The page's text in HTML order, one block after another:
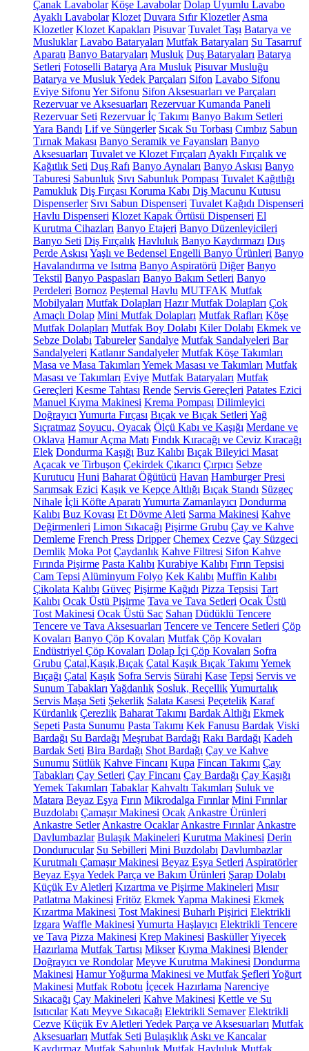
Çanak Lavabolar Köşe Lavabolar Dolap Uyumlu Lavabo
Ayaklı Lavabolar Klozet Duvara Sıfır Klozetler Asma
Klozetler Klozet Kapakları Pisuvar Tuvalet Taşı Batarya ve
Musluklar Lavabo Bataryaları Mutfak Bataryaları Su Tasarruf
Aparatı Banyo Bataryaları Musluk Duş Bataryaları Batarya
Setleri Fotoselli Batarya Ara Musluk Pisuvar Musluğu
Batarya ve Musluk Yedek Parçaları Sifon Lavabo Sifonu
Eviye Sifonu Yer Sifonu Sifon Aksesuarları ve Parçaları
Rezervuar ve Aksesuarları Rezervuar Kumanda Paneli
Rezervuar Seti Rezervuar İç Takımı Banyo Bakım Setleri
Yara Bandı Lif ve Süngerler Sıcak Su Torbası Cımbız Sabun
Tırnak Makası Banyo Seramik ve Fayansları Banyo
Aksesuarları Tuvalet ve Klozet Fırçaları Ayaklı Fırçalık ve
Kağıtlık Seti Duş Rafı Banyo Aynaları Banyo Askısı Banyo
Taburesi Sabunluk Sıvı Sabunluk Pompası Tuvalet Kağıtlığı
Pamukluk Diş Fırçası Koruma Kabı Diş Macunu Kutusu
Dispenserler Sıvı Sabun Dispenseri Tuvalet Kağıdı Dispenseri
Havlu Dispenseri Klozet Kapak Örtüsü Dispenseri El
Kurutma Cihazları Banyo Etajeri Banyo Düzenleyicileri
Banyo Seti Diş Fırçalık Havluluk Banyo Kaydırmazı Duş
Perde Askısı Yaşlı ve Bedensel Engelli Banyo Ürünleri Banyo
Havalandırma ve Isıtma Banyo Aspiratörü Diğer Banyo
Tekstil Banyo Paspasları Banyo Bakım Setleri Banyo
Perdeleri Bornoz Peştemal Havlu MUTFAK Mutfak
Mobilyaları Mutfak Dolapları Hazır Mutfak Dolapları Çok
Amaçlı Dolap Mini Mutfak Dolapları Mutfak Rafları Köşe
Mutfak Dolapları Mutfak Boy Dolabı Kiler Dolabı Ekmek ve
Sebze Dolabı Tabureler Sandalye Mutfak Sandalyeleri Bar
Sandalyeleri Katlanır Sandalyeler Mutfak Köşe Takımları
Masa ve Masa Takımları Yemek Masası ve Takımları Mutfak
Masası ve Takımları Eviye Mutfak Bataryaları Mutfak
Gereçleri Kesme Tahtası Rende Servis Gereçleri Patates Ezici
Manuel Kıyma Makinesi Krema Pompası Dilimleyici
Doğrayıcı Yumurta Fırçası Bıçak ve Bıçak Setleri Yağ
Sıçratmaz Soyucu, Oyacak Ölçü Kabı ve Kaşığı Merdane ve
Oklava Hamur Açma Matı Fındık Kıracağı ve Ceviz Kıracağı
Elek Dondurma Kaşığı Buz Kalıbı Bıçak Bileyici Masat
Açacak ve Tirbuşon Çekirdek Çıkarıcı Çırpıcı Sebze
Kurutucu Huni Baharat Öğütücü Havan Hamburger Presi
Sarımsak Ezici Kaşık ve Kepçe Altlığı Bıçak Standı Süzgeç
Nihale İçli Köfte Aparatı Yumurta Zamanlayıcı Dondurma
Kalıbı Buz Kovası Et Dövme Aleti Sarma Makinesi Kahve
Değirmenleri Limon Sıkacağı Pişirme Grubu Çay ve Kahve
Demleme French Press Dripper Chemex Cezve Çay Süzgeci
Demlik Moka Pot Çaydanlık Kahve Filtresi Sifon Kahve
Fırında Pişirme Pasta Kalıbı Kurabiye Kalıbı Fırın Tepsisi
Cam Tepsi Alüminyum Folyo Kek Kalıbı Muffin Kalıbı
Çikolata Kalıbı Güveç Pişirme Kağıdı Pizza Tepsisi Tart
Kalıbı Ocak Üstü Pişirme Tava ve Tava Setleri Ocak Üstü
Tost Makinesi Ocak Üstü Sac Sahan Düdüklü Tencere
Tencere ve Tava Aksesuarları Tencere ve Tencere Setleri Çöp
Kovaları Banyo Çöp Kovaları Mutfak Çöp Kovaları
Endüstriyel Çöp Kovaları Dolap İçi Çöp Kovaları Sofra
Grubu Çatal,Kaşık,Bıçak Çatal Kaşık Bıçak Takımı Yemek
Bıçağı Çatal Kaşık Sofra Servis Sürahi Kase Tepsi Servis ve
Sunum Tabakları Yağdanlık Sosluk, ReçellikYumurtalık
Servis Maşa Seti Şekerlik Salata Kasesi Peçetelik Karaf
Kürdanlık Çerezlik Baharat Takımı Bardak Altlığı Ekmek
Sepeti Pasta Sunumu Pasta Takımı Kek Fanusu Bardak Viski
Bardağı Su Bardağı Meşrubat Bardağı Rakı Bardağı Kadeh
Bardak Seti Bira Bardağı Shot Bardağı Çay ve Kahve
Sunumu Sütlük Kahve Fincanı Kupa Fincan Takımı Çay
Tabakları Çay Setleri Çay Fincanı Çay Bardağı Çay Kaşığı
Yemek Takımları Tabaklar Kahvaltı Takımları Suluk ve
Matara Beyaz Eşya Fırın Mikrodalga Fırınlar Mini Fırınlar
Buzdolabı Çamaşır Makinesi Ocak Ankastre Ürünleri
Ankastre Setler Ankastre Ocaklar Ankastre Fırınlar Ankastre
Davlumbazlar Bulaşık Makineleri Kurutma Makinesi Derin
Dondurucular Su Sebilleri Mini Buzdolabı Davlumbazlar
Kurutmalı Çamaşır Makinesi Beyaz Eşya Setleri Aspiratörler
Beyaz Eşya Yedek Parça ve Bakım Ürünleri Şarap Dolabı
Küçük Ev Aletleri Kızartma ve Pişirme Makineleri Mısır
Patlatma Makinesi Fritöz Ekmek Yapma Makinesi Ekmek
Kızartma Makinesi Tost Makinesi Buharlı Pişirici Elektrikli
Izgara Waffle Makinesi Yumurta Haşlayıcı Elektrikli Tencere
ve Tava Pizza Makinesi Krep Makinesi BasküllerYiyecek
Hazırlama Mutfak Tartısı Mikser Kıyma Makinesi Blender
Doğrayıcı ve Rondolar Meyve Kurutma Makinesi Dondurma
Makinesi Hamur Yoğurma Makinesi ve Mutfak Şefleri Yoğurt
Makinesi Mutfak Robotu İçecek Hazırlama Narenciye
Sıkacağı Çay Makineleri Kahve Makinesi Kettle ve Su
Isıtıcılar Katı Meyve Sıkacağı Elektrikli Semaver Elektrikli
Cezve Küçük Ev Aletleri Yedek Parça ve Aksesuarları Mutfak
Aksesuarları Mutfak Seti Bulaşıklık Askı ve Kancalar
Kaydırmaz Mutfak Sabunluk Mutfak Havluluk Mutfak